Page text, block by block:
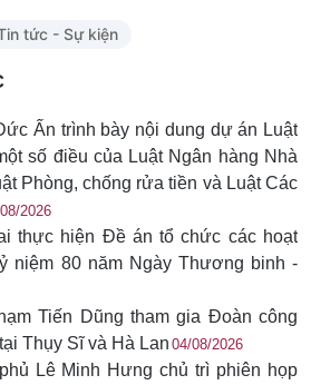
tức - Sự kiện
Ấn trình bày nội dung dự án Luật
số điều của Luật Ngân hàng Nhà
Phòng, chống rửa tiền và Luật Các
2026
thực hiện Đề án tổ chức các hoạt
niệm 80 năm Ngày Thương binh -
Tiến Dũng tham gia Đoàn công
Thụy Sĩ và Hà Lan 04/08/2026
Lê Minh Hưng chủ trì phiên họp